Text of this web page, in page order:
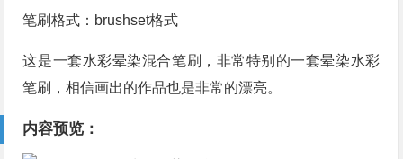
笔刷格式：brushset格式
这是一套水彩晕染混合笔刷，非常特别的一套晕染水彩
笔刷，相信画出的作品也是非常的漂亮。
内容预览：